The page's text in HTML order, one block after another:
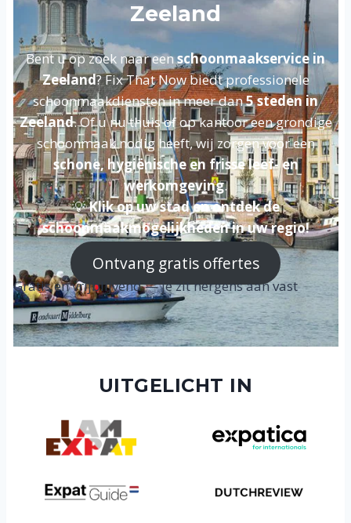
Zeeland
Bent u op zoek naar eenschoonmaakservice in
Zeeland? Fix That Now biedt professionele
schoonmaakdiensten in meer dan5 steden in
Zeeland. Of u nu thuis of op kantoor een grondige
schoonmaak nodig heeft, wij zorgen voor een
schone, hygiënische en frisse leef- en
werkomgeving.
💡Klik op uw stad en ontdek de
schoonmaakmogelijkheden in uw regio!
Ontvang gratis offertes
Gratis en vrijblijvend — je zit nergens aan vast
UITGELICHT IN